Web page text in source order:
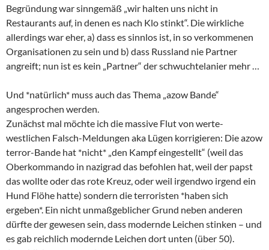
Begründung war sinngemäß „wir halten uns nicht in
Restaurants auf, in denen es nach Klo stinkt“. Die wirkliche
allerdings war eher, a) dass es sinnlos ist, in so verkommenen
Organisationen zu sein und b) dass Russland nie Partner
angreift; nun ist es kein „Partner“ der schwuchtelanier mehr …
Und *natürlich* muss auch das Thema „azow Bande“
angesprochen werden.
Zunächst mal möchte ich die massive Flut von werte-
westlichen Falsch-Meldungen aka Lügen korrigieren: Die azow
terror-Bande hat *nicht* „den Kampf eingestellt“ (weil das
Oberkommando in nazigrad das befohlen hat, weil der papst
das wollte oder das rote Kreuz, oder weil irgendwo irgend ein
Hund Flöhe hatte) sondern die terroristen *haben sich
ergeben*. Ein nicht unmaßgeblicher Grund neben anderen
dürfte der gewesen sein, dass modernde Leichen stinken – und
es gab reichlich modernde Leichen dort unten (über 50).